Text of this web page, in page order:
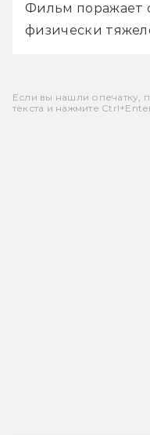
Фильм поражает
физически
Если вы нашли опечатку,
текста и нажмите